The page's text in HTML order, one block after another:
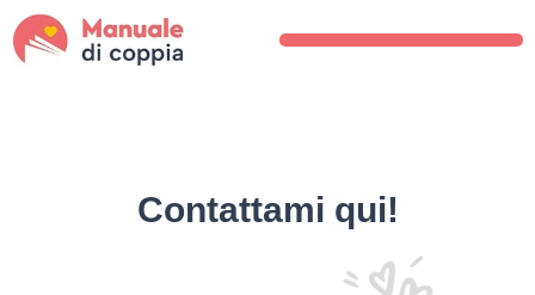
Contattami qui!